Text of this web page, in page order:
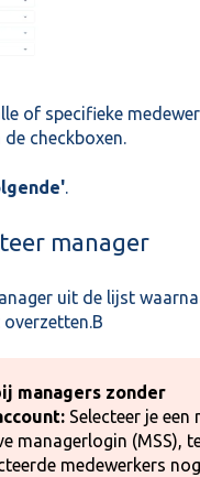
of specifieke
de checkboxen.
.
manager
uit de lijst
managers zonder
Selecteer je een
managerlogin (MSS),
medewerkers nog